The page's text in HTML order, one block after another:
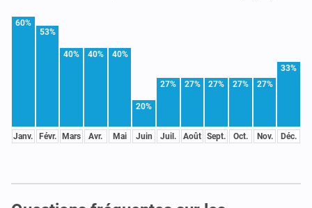
60%
Janv.
53%
Févr.
40%
Mars
40%
Avr.
40%
Mai
20%
Juin
27%
Juil.
27%
Août
27%
Sept.
27%
Oct.
27%
Nov.
33%
Déc.